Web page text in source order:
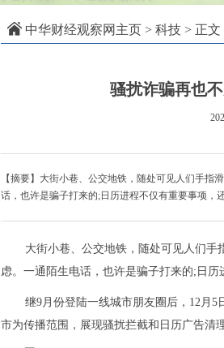
中华财经观察网主页 > 科技 > 正文
骚扰诈骗再也
【摘要】大街小巷、公交地铁，随处可见人们手
话，也许是骗子打来的;日历进程不仅有重要事项，
大街小巷、公交地铁，随处可见人们
虑。一通陌生电话，也许是骗子打来的;日历
继9月份登陆一线城市朋友圈后，12月
市为传播范围，展现骚扰拦截和日历广告清